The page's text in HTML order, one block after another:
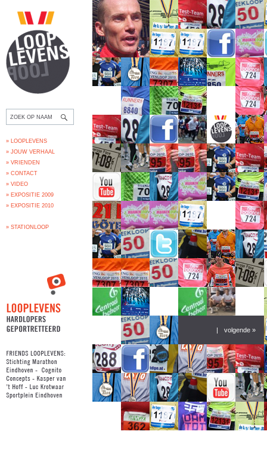
» LOOPLEVENS
» JOUW VERHAAL
» VRIENDEN
» CONTACT
» VIDEO
» EXPOSITIE 2009
» EXPOSITIE 2010
» STATIONLOOP
| volgende »